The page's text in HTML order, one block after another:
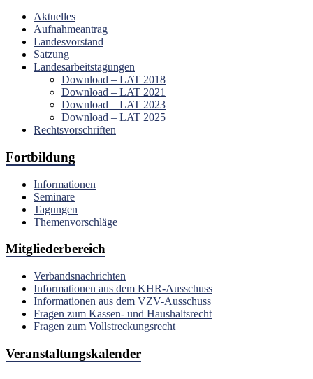
Aktuelles
Aufnahmeantrag
Landesvorstand
Satzung
Landesarbeitstagungen
Download – LAT 2018
Download – LAT 2021
Download – LAT 2023
Download – LAT 2025
Rechtsvorschriften
Fortbildung
Informationen
Seminare
Tagungen
Themenvorschläge
Mitgliederbereich
Verbandsnachrichten
Informationen aus dem KHR-Ausschuss
Informationen aus dem VZV-Ausschuss
Fragen zum Kassen- und Haushaltsrecht
Fragen zum Vollstreckungsrecht
Veranstaltungskalender